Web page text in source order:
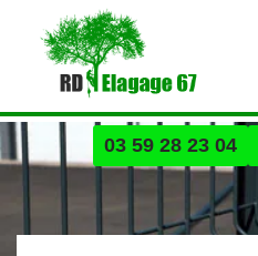
03 59 28 23 04